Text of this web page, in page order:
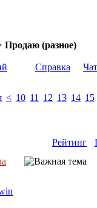
Продаю (разное)
Справка Чат
< 10 11 12 13 14 15
Рейтинг